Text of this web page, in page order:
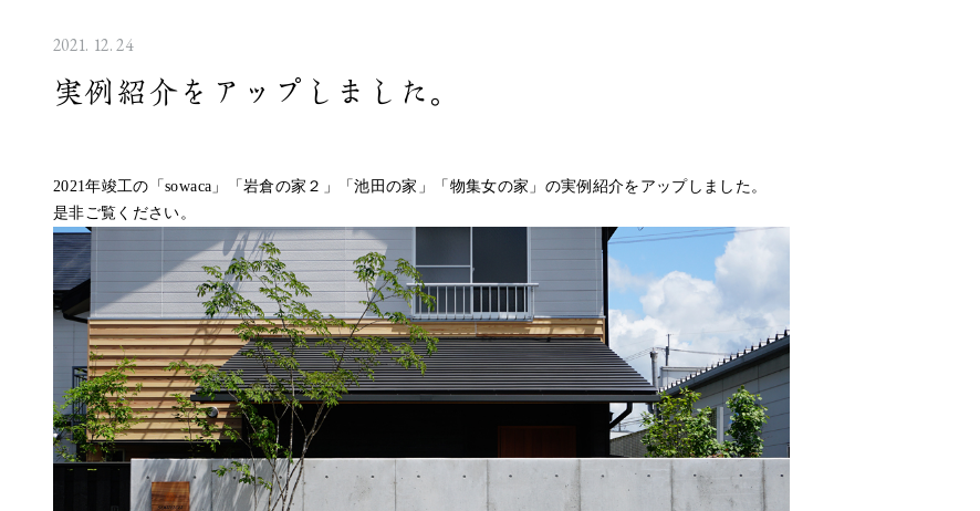
2021. 12. 24
実例紹介をアップしました。
2021年竣工の「sowaca」「岩倉の家２」「池田の家」「物集女の家」の実例紹介をアップしました。
是非ご覧ください。